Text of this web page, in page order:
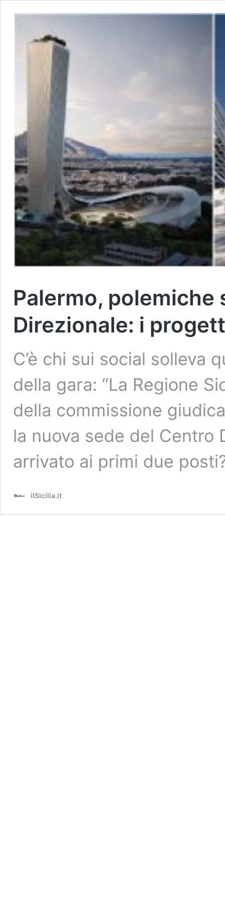
Palermo, polemiche
Direzionale: i
C’è chi sui social solleva
della gara: “La Regione
della commissione
la nuova sede del Centro
arrivato ai primi due
ilSicilia.it